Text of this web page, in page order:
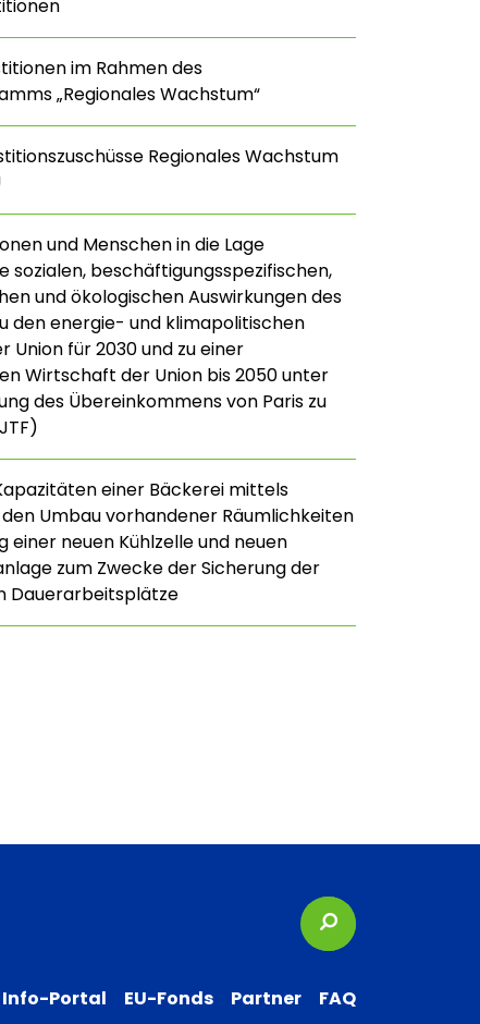
im Rahmen des
„Regionales Wachstum“
Regionales Wachstum
und Menschen in die Lage
sozialen, beschäftigungsspezifischen,
und ökologischen Auswirkungen des
den energie- und klimapolitischen
Union für 2030 und zu einer
Wirtschaft der Union bis 2050 unter
des Übereinkommens von Paris zu
einer Bäckerei mittels
Umbau vorhandener Räumlichkeiten
einer neuen Kühlzelle und neuen
zum Zwecke der Sicherung der
Dauerarbeitsplätze
Suchbegriffe
Info-Portal EU-Fonds Partner FAQ